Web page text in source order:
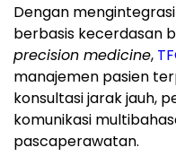
Dengan
berbasis kecerdasan
precision medicine,
manajemen pasien
konsultasi jarak jauh,
komunikasi
pascaperawatan.